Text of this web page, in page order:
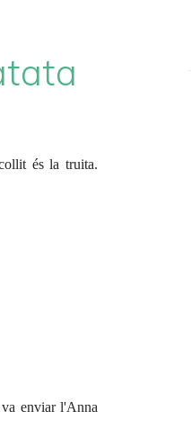
és la truita.
va enviar l'Anna